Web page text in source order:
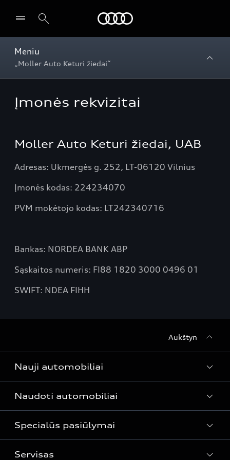
Meniu
„Moller Auto Keturi žiedai“
Įmonės rekvizitai
Moller Auto Keturi žiedai, UAB
Adresas: Ukmergės g. 252, LT-06120 Vilnius
Įmonės kodas: 224234070
PVM mokėtojo kodas: LT242340716
Bankas: NORDEA BANK ABP
Sąskaitos numeris: FI88 1820 3000 0496 01
SWIFT: NDEA FIHH
Aukštyn
Nauji automobiliai
Modeliai
Automobiliai sandėlyje
Audi Lizingas
Naudoti automobiliai
Naudoti automobiliai
Specialūs pasiūlymai
Specialūs pasiūlymai
Servisas